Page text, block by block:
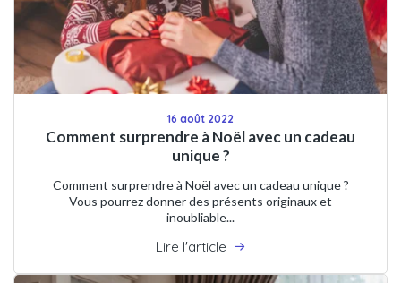
16 août 2022
Comment surprendre à Noël avec un cadeau
unique ?
Comment surprendre à Noël avec un cadeau unique ?
Vous pourrez donner des présents originaux et
inoubliable...
Lire l'article